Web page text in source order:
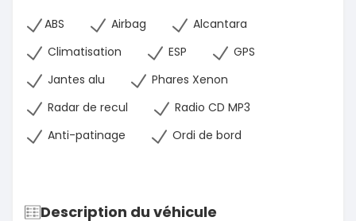
ABS Airbag
Alcantara
Climatisation
ESP
GPS
Jantes alu
Phares Xenon
Radar de recul
Radio CD MP3
Anti-patinage
Ordi de bord
Description du véhicule